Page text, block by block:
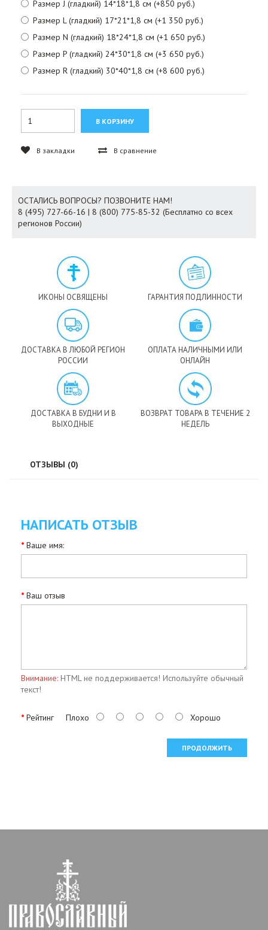
Размер J (гладкий) 14*18*1,8 см (+850 руб.)
Размер L (гладкий) 17*21*1,8 см (+1 350 руб.)
Размер N (гладкий) 18*24*1,8 см (+1 650 руб.)
Размер P (гладкий) 24*30*1,8 см (+3 650 руб.)
Размер R (гладкий) 30*40*1,8 см (+8 600 руб.)
В закладки В сравнение
ОСТАЛИСЬ ВОПРОСЫ? ПОЗВОНИТЕ НАМ!
8 (495) 727-66-16 | 8 (800) 775-85-32 (Бесплатно со всех
регионов России)
ИКОНЫ ОСВЯЩЕНЫ ГАРАНТИЯ ПОДЛИННОСТИ
ДОСТАВКА В ЛЮБОЙ РЕГИОН
РОССИИ
ОПЛАТА НАЛИЧНЫМИ ИЛИ
ОНЛАЙН
ДОСТАВКА В БУДНИ И В
ВЫХОДНЫЕ
ВОЗВРАТ ТОВАРА В ТЕЧЕНИЕ 2
НЕДЕЛЬ
ОТЗЫВЫ (0)
НАПИСАТЬ ОТЗЫВ
Ваше имя:
Ваш отзыв
Внимание: HTML не поддерживается! Используйте обычный
текст!
Рейтинг Плохо Хорошо
ПРОДОЛЖИТЬ